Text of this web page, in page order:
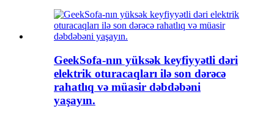
GeekSofa-nın yüksək keyfiyyətli dəri
elektrik oturacaqları ilə son dərəcə
rahatlıq və müasir dəbdəbəni
yaşayın.